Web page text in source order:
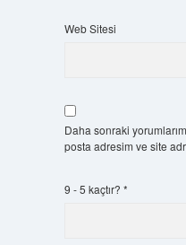
Web Sitesi
Daha sonraki
posta adresim ve site
9 - 5 kaçtır? *